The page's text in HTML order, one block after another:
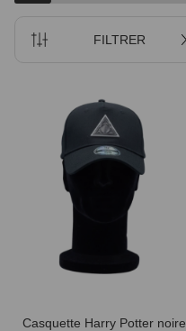
FILTRER
Casquette Harry Potter noire